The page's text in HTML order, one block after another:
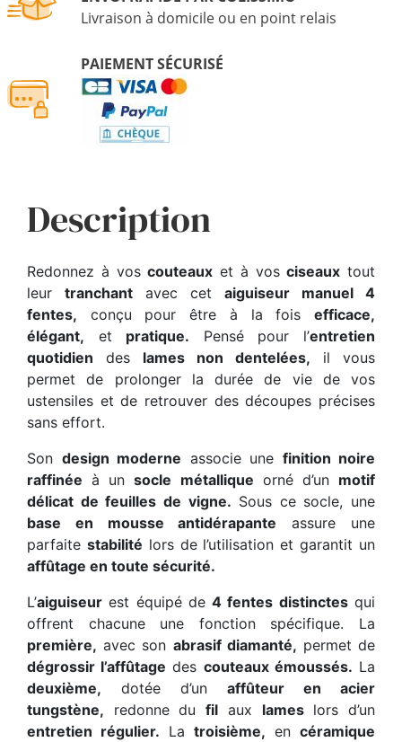
Livraison à domicile ou en point relais
PAIEMENT SÉCURISÉ
Description
Redonnez à voscouteaux et à vosciseaux tout
leur tranchant avec cet aiguiseur manuel 4
fentes, conçu pour être à la fois efficace,
élégant, et pratique. Pensé pour l’entretien
quotidien des lames non dentelées, il vous
permet de prolonger la durée de vie de vos
ustensiles et de retrouver des découpes précises
sans effort.
Son design moderne associe une finition noire
raffinée à unsocle métallique orné d’un motif
délicat de feuilles de vigne. Sous ce socle, une
base en mousse antidérapante assure une
parfaite stabilité lors de l’utilisation et garantit un
affûtage en toute sécurité.
L’aiguiseur est équipé de4 fentes distinctesqui
offrent chacune une fonction spécifique. La
première, avec son abrasif diamanté, permet de
dégrossir l’affûtage des couteaux émoussés. La
deuxième, dotée d’un affûteur en acier
tungstène, redonne dufil aux lameslors d’un
entretien régulier. La troisième, en céramique